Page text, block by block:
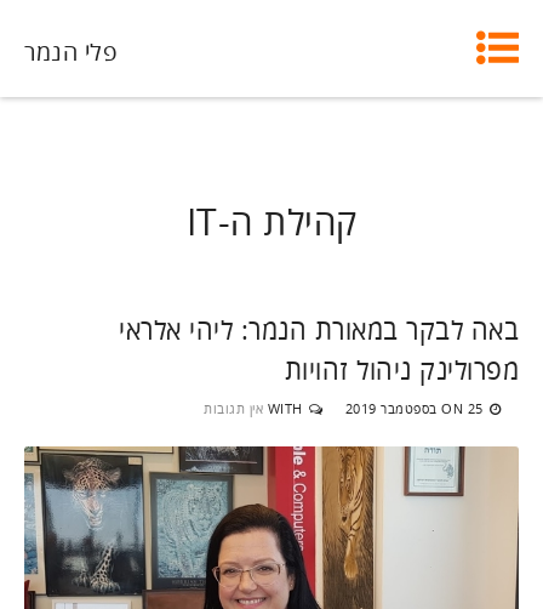
פלי הנמר
קהילת ה-IT
באה לבקר במאורת הנמר: ליהי אלראי
מפרולינק ניהול זהויות
ON 25 בספטמבר 2019 WITH אין תגובות